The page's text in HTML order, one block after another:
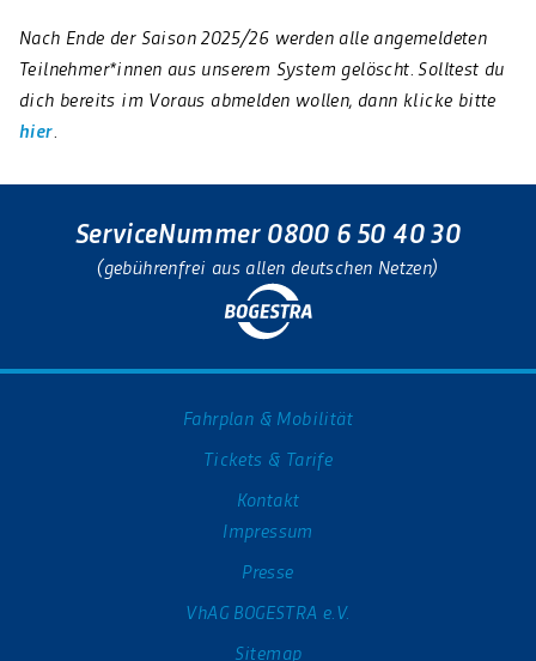
Nach Ende der Saison 2025/26 werden alle angemeldeten
Teilnehmer*innen aus unserem System gelöscht. Solltest du
dich bereits im Voraus abmelden wollen, dann klicke bitte
hier
ServiceNummer 0800 6 50 40 30
(gebührenfrei aus allen deutschen Netzen)
Fahrplan & Mobilität
Tickets & Tarife
Kontakt
Impressum
Presse
VhAG BOGESTRA e.V.
Sitemap